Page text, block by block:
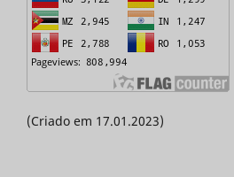
(Criado em 17.01.2023)